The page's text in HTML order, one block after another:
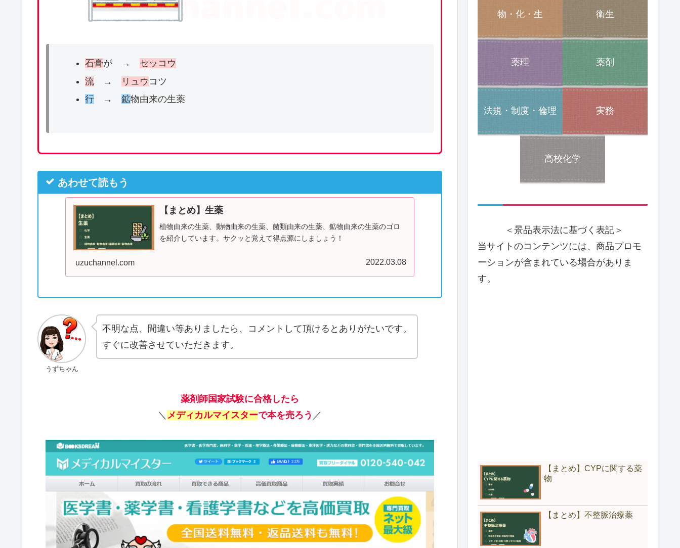
石膏が → セッコウ
流→ リュウ コツ
行→ 鉱物由来の生薬
あわせて読もう
【まとめ】生薬
植物由来の生薬、動物由来の生薬、菌類由来の生薬、鉱物由来の生薬のゴロ
を紹介しています。サクッと覚えて得点源にしましょう！
uzuchannel.com 2022.03.08
うずちゃん
不明な点、間違い等ありましたら、コメントして頂けるとありがたいです。
すぐに改善させていただきます。
薬剤師国家試験に合格したら
＼ メディカルマイスターで本を売ろう ／
物・化・生 衛生
薬理 薬剤
法規・制度・倫理 実務
高校化学
＜景品表示法に基づく表記＞
当サイトのコンテンツには、商品プロモ
ーションが含まれている場合がありま
す。
【まとめ】CYPに関する薬
物
【まとめ】不整脈治療薬